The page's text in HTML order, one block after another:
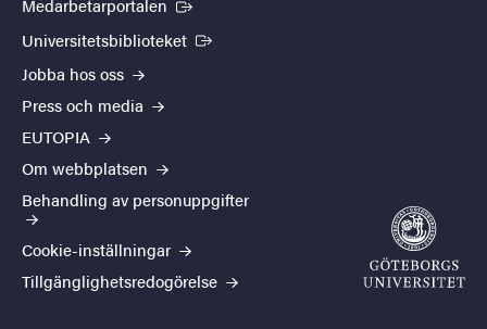
Medarbetarportalen
Universitetsbiblioteket (Extern länk)
Jobba hos oss
Press och media
EUTOPIA
Om webbplatsen
Behandling av personuppgifter
Cookie-inställningar
Tillgänglighetsredogörelse